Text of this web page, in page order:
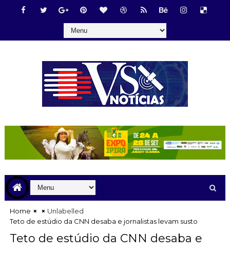
Home
Unlabelled
Teto de estúdio da CNN desaba e jornalistas levam susto
Teto de estúdio da CNN desaba e